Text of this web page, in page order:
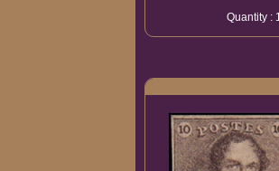
Quantity :